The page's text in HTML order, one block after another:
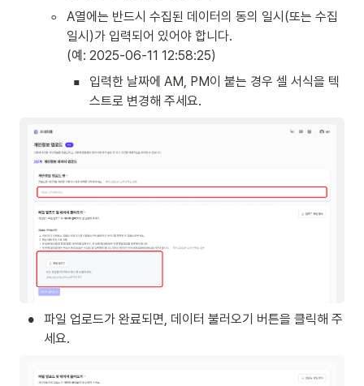
◦
A열에는 반드시 수집된 데이터의 동의 일시(또는 수집
일시)가 입력되어 있어야 합니다.
(예: 2025-06-11 12:58:25)
▪
입력한 날짜에 AM, PM이 붙는 경우 셀 서식을 텍
스트로 변경해 주세요.
•
파일 업로드가 완료되면, 데이터 불러오기 버튼을 클릭해 주
세요.